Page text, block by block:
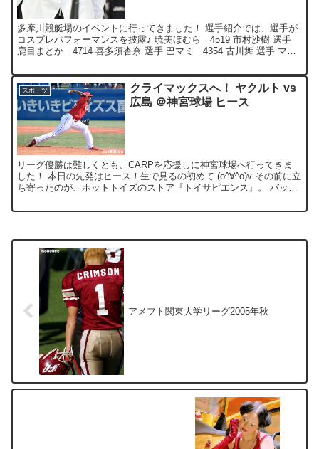
多摩川競艇場のイベントに行ってきました！ 選手紹介では、選手が
コスプレパフォーマンスを披露♪ 暁美ほむら 4519 市村沙樹 選手
鹿目まどか 4714 喜多須杏奈 選手 巴マミ 4354 古川舞 選手 マリ
スポーツ
クライマックスへ！ ヤクルト vs
広島 ＠神宮球場 ヒース
リーグ優勝は難しくとも、CARPを応援しに神宮球場へ行ってきま
した！ 本日の先発はヒース！生で見るの初めて (o^∀^o)v その前に立
ち寄ったのが、ホットトイズのストア『トイサピエンス』。 バット
アメフト関東大学リーグ2005年秋